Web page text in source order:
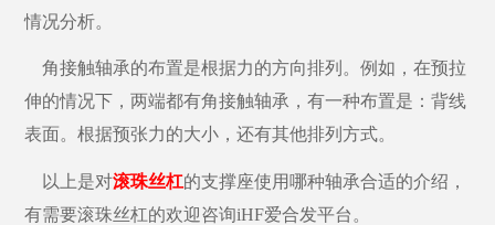
情况分析。
角接触轴承的布置是根据力的方向排列。例如，在预拉
伸的情况下，两端都有角接触轴承，有一种布置是：背线
表面。根据预张力的大小，还有其他排列方式。
以上是对滚珠丝杠的支撑座使用哪种轴承合适的介绍，
有需要滚珠丝杠的欢迎咨询iHF爱合发平台。